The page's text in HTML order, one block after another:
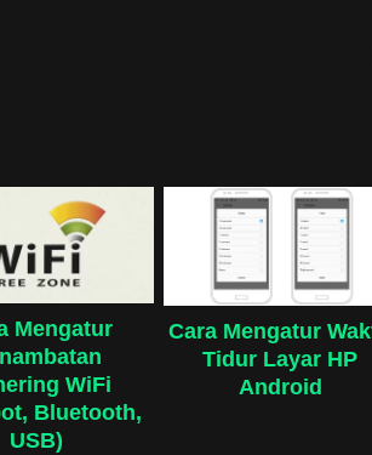
Mengatur
WiFi
Bluetooth,
USB)
Cara Mengatur
Tidur Layar HP
Android